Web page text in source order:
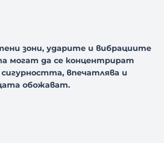
зони, ударите и вибрациите
могат да се концентрират
сигурността, впечатлява и
обожават.